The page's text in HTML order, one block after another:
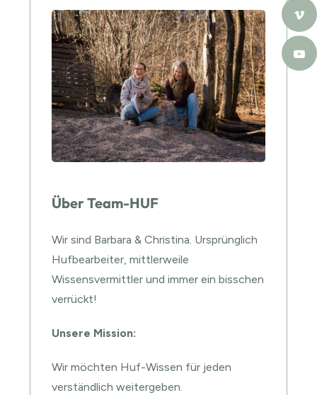
Über Team-HUF
Wir sind Barbara & Christina. Ursprünglich
Hufbearbeiter, mittlerweile
Wissensvermittler und immer ein bisschen
verrückt!
Unsere Mission:
Wir möchten Huf-Wissen für jeden
verständlich weitergeben.